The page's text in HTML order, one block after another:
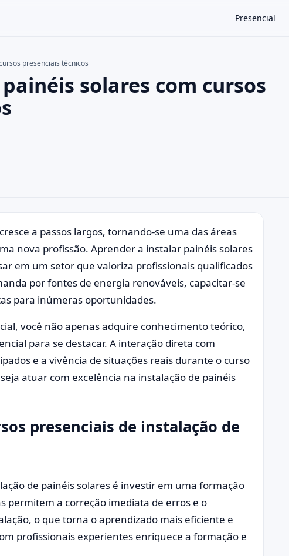
Presencial
×
presenciais técnicos
solares com cursos
a passos largos, tornando-se uma das áreas
nova profissão. Aprender a instalar painéis solares
em um setor que valoriza profissionais qualificados
por fontes de energia renováveis, capacitar-se
para inúmeras oportunidades.
você não apenas adquire conhecimento teórico,
para se destacar. A interação direta com
e a vivência de situações reais durante o curso
atuar com excelência na instalação de painéis
presenciais de instalação de
de painéis solares é investir em uma formação
permitem a correção imediata de erros e o
o que torna o aprendizado mais eficiente e
profissionais experientes enriquece a formação e